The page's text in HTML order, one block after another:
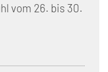
vom 26. bis 30.